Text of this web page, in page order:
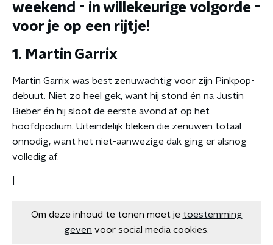
weekend - in willekeurige volgorde -
voor je op een rijtje!
1. Martin Garrix
Martin Garrix was best zenuwachtig voor zijn Pinkpop-
debuut. Niet zo heel gek, want hij stond én na Justin
Bieber én hij sloot de eerste avond af op het
hoofdpodium. Uiteindelijk bleken die zenuwen totaal
onnodig, want het niet-aanwezige dak ging er alsnog
volledig af.
Om deze inhoud te tonen moet je toestemming
geven voor social media cookies.